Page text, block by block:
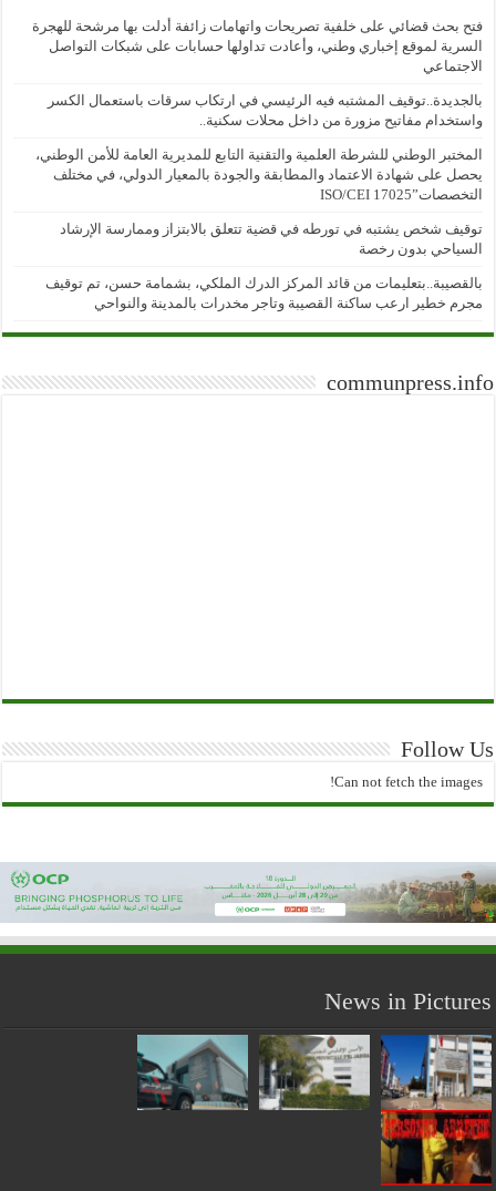
فتح بحث قضائي على خلفية تصريحات واتهامات زائفة أدلت بها مرشحة للهجرة
السرية لموقع إخباري وطني، وأعادت تداولها حسابات على شبكات التواصل
الاجتماعي
بالجديدة..توقيف المشتبه فيه الرئيسي في ارتكاب سرقات باستعمال الكسر
واستخدام مفاتيح مزورة من داخل محلات سكنية..
المختبر الوطني للشرطة العلمية والتقنية التابع للمديرية العامة للأمن الوطني،
يحصل على شهادة الاعتماد والمطابقة والجودة بالمعيار الدولي، في مختلف
التخصصات”ISO/CEI 17025
توقيف شخص يشتبه في تورطه في قضية تتعلق بالابتزاز وممارسة الإرشاد
السياحي بدون رخصة
بالقصيبة..بتعليمات من قائد المركز الدرك الملكي، بشمامة حسن، تم توقيف
مجرم خطير ارعب ساكنة القصيبة وتاجر مخدرات بالمدينة والنواحي
communpress.info
Follow Us
Can not fetch the images!
News in Pictures